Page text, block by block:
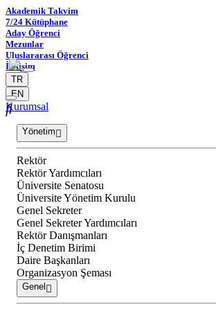
Akademik Takvim
7/24 Kütüphane
Aday Öğrenci
Mezunlar
Uluslararası Öğrenci
İletişim
TR
EN
Kurumsal
Yönetim
Rektör
Rektör Yardımcıları
Üniversite Senatosu
Üniversite Yönetim Kurulu
Genel Sekreter
Genel Sekreter Yardımcıları
Rektör Danışmanları
İç Denetim Birimi
Daire Başkanları
Organizasyon Şeması
Genel